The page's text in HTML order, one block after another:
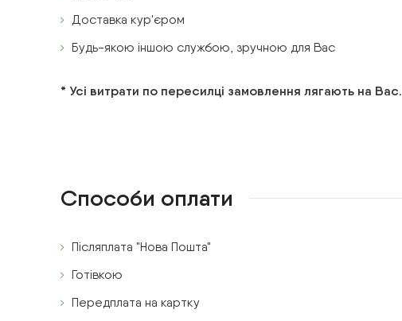
Доставка кур'єром
Будь-якою іншою службою, зручною для Вас
* Усі витрати по пересилці замовлення лягають на Вас.
Способи оплати
Післяплата "Нова Пошта"
Готівкою
Передплата на картку